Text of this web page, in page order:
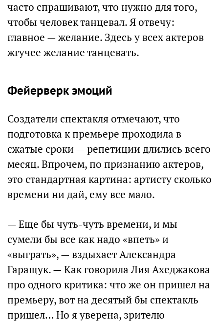
часто спрашивают, что нужно для того,
чтобы человек танцевал. Я отвечу:
главное — желание. Здесь у всех актеров
жгучее желание танцевать.
Фейерверк эмоций
Создатели спектакля отмечают, что
подготовка к премьере проходила в
сжатые сроки — репетиции длились всего
месяц. Впрочем, по признанию актеров,
это стандартная картина: артисту сколько
времени ни дай, ему все мало.
— Еще бы чуть-чуть времени, и мы
сумели бы все как надо «впеть» и
«выграть», — вздыхает Александра
Гаращук. — Как говорила Лия Ахеджакова
про одного критика: что же он пришел на
премьеру, вот на десятый бы спектакль
пришел… Но я уверена, зрителю